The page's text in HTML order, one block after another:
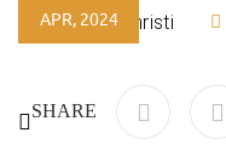
By Lydia Christi
APR, 2024
SHARE